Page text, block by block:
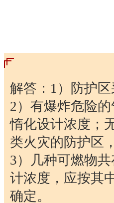
解答：1）防护
2）有爆炸危险
惰化设计浓度；
类火灾的防护区
3）几种可燃物
计浓度，应按其
确定。